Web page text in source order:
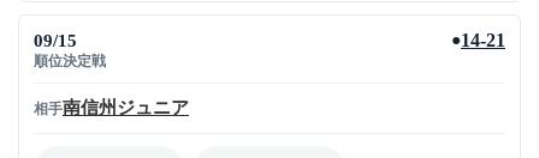
09/15
順位決定戦
●14-21
相手南信州ジュニア